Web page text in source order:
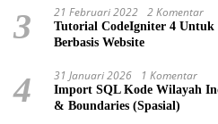
3 21 Februari 2022 2 Komentar
Tutorial CodeIgniter 4
Berbasis Website
4 31 Januari 2026 1 Komentar
Import SQL Kode Wilayah
& Boundaries (Spasial)